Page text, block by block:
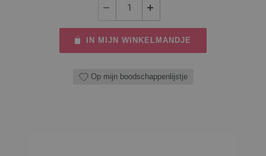
IN MIJN WINKELMANDJE
Op mijn boodschappenlijstje